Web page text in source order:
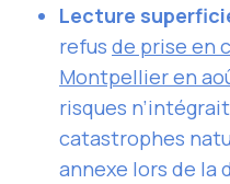
Lecture
refus de prise en
Montpellier en
risques
catastrophes
annexe lors de la